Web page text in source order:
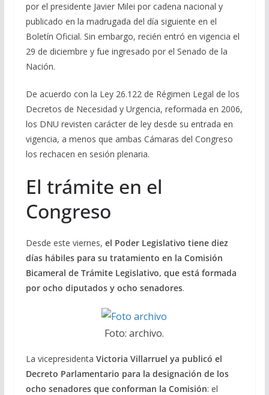
por el presidente Javier Milei por cadena nacional y
publicado en la madrugada del día siguiente en el
Boletín Oficial. Sin embargo, recién entró en vigencia el
29 de diciembre y fue ingresado por el Senado de la
Nación.
De acuerdo con la Ley 26.122 de Régimen Legal de los
Decretos de Necesidad y Urgencia, reformada en 2006,
los DNU revisten carácter de ley desde su entrada en
vigencia, a menos que ambas Cámaras del Congreso
los rechacen en sesión plenaria.
El trámite en el
Congreso
Desde este viernes, el Poder Legislativo tiene diez
días hábiles para su tratamiento en la Comisión
Bicameral de Trámite Legislativo, que está formada
por ocho diputados y ocho senadores.
Foto: archivo.
La vicepresidenta Victoria Villarruel ya publicó el
Decreto Parlamentario para la designación de los
ocho senadores que conforman la Comisión: el